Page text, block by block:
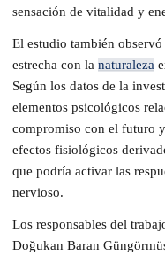
sensación de vitalidad y
El estudio también
estrecha con la naturaleza
Según los datos de la
elementos psicológicos
compromiso con el futuro
efectos fisiológicos
que podría activar las
nervioso.
Los responsables del
Doğukan Baran